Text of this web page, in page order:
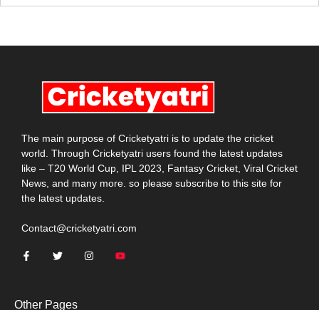
The main purpose of Cricketyatri is to update the cricket
world. Through Cricketyatri users found the latest updates
like – T20 World Cup, IPL 2023, Fantasy Cricket, Viral Cricket
News, and many more. so please subscribe to this site for
the latest updates.
Contact@cricketyatri.com
Other Pages